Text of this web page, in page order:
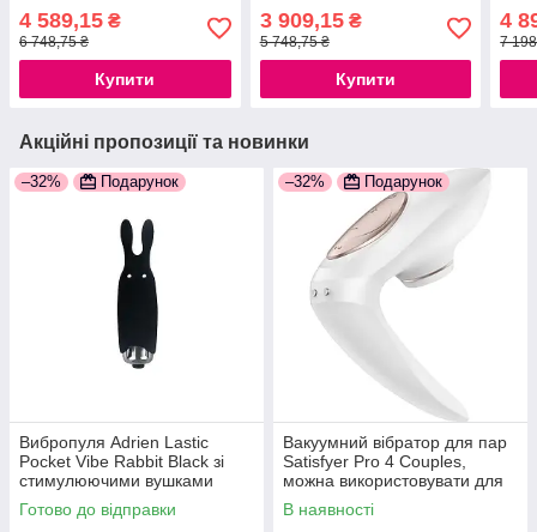
777Store.com.ua
4 589,15 ₴
6 748,75 ₴
Купити
777Store.com.ua
3 909,15₴
5 748,75 ₴
Купити
4
7
Акційні пропозиції та новинки
–32% Подарунок
Вибропуля Adrien Lastic
Pocket Vibe Rabbit Black зі
стимулюючими вушками
777Store.com.ua
Готово до відправки
–32% Подарунок
Вакуумний вібратор для пар
Satisfyer Pro 4 Couples,
можна використовувати для
сексу у парі 777Store.com.ua
В наявності